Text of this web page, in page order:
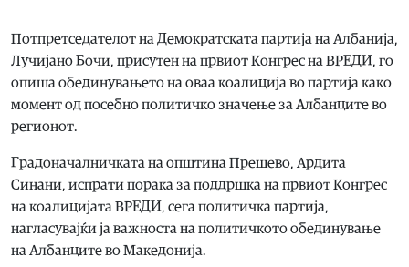
Потпретседателот на Демократската партија на Албанија,
Лучијано Бочи, присутен на првиот Конгрес на ВРЕДИ, го
опиша обединувањето на оваа коалиција во партија како
момент од посебно политичко значење за Албанците во
регионот.
Градоначалничката на општина Прешево, Ардита
Синани, испрати порака за поддршка на првиот Конгрес
на коалицијата ВРЕДИ, сега политичка партија,
нагласувајќи ја важноста на политичкото обединување
на Албанците во Македонија.